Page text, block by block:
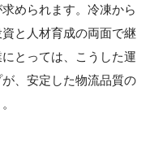
められます。冷凍から
と人材育成の両面で継
とっては、こうした運
、安定した物流品質の